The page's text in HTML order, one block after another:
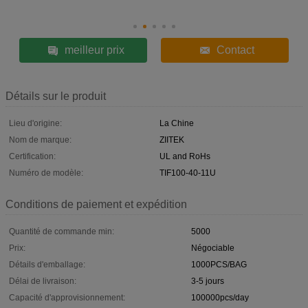
meilleur prix Contact
Détails sur le produit
Lieu d'origine:
La Chine
Nom de marque:
ZIITEK
Certification:
UL and RoHs
Numéro de modèle:
TIF100-40-11U
Conditions de paiement et expédition
Quantité de commande min:
5000
Prix:
Négociable
Détails d'emballage:
1000PCS/BAG
Délai de livraison:
3-5 jours
Capacité d'approvisionnement:
100000pcs/day